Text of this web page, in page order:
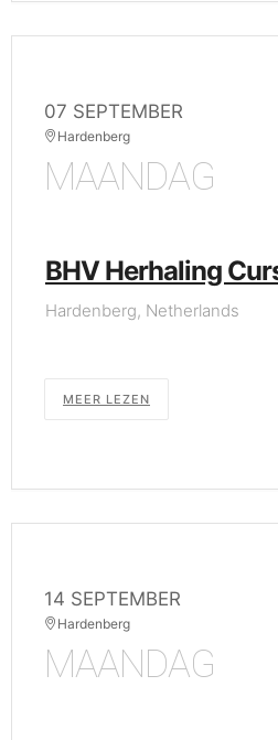
07 SEPTEMBER
Hardenberg
MAANDAG
BHV Herhaling
Hardenberg, Netherlands
MEER LEZEN
14 SEPTEMBER
Hardenberg
MAANDAG